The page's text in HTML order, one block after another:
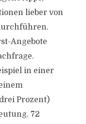
lieber von
Angebote
in einer
Prozent)
72